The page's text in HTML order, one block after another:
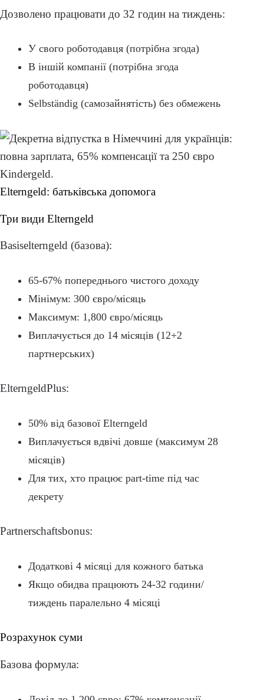
Дозволено працювати до 32 годин на тиждень:
У свого роботодавця (потрібна згода)
В іншій компанії (потрібна згода
роботодавця)
Selbständig (самозайнятість) без обмежень
Elterngeld: батьківська допомога
Три види Elterngeld
Basiselterngeld (базова):
65-67% попереднього чистого доходу
Мінімум: 300 євро/місяць
Максимум: 1,800 євро/місяць
Виплачується до 14 місяців (12+2
партнерських)
ElterngeldPlus:
50% від базової Elterngeld
Виплачується вдвічі довше (максимум 28
місяців)
Для тих, хто працює part-time під час
декрету
Partnerschaftsbonus:
Додаткові 4 місяці для кожного батька
Якщо обидва працюють 24-32 години/
тиждень паралельно 4 місяці
Розрахунок суми
Базова формула: